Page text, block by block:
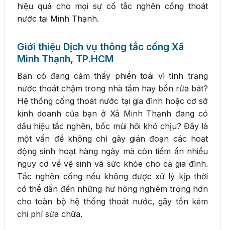
hiệu quả cho mọi sự cố tắc nghẽn cống thoát
nước tại Minh Thạnh.
Giới thiệu Dịch vụ thông tắc cống Xã
Minh Thạnh, TP.HCM
Bạn có đang cảm thấy phiền toái vì tình trạng
nước thoát chậm trong nhà tắm hay bồn rửa bát?
Hệ thống cống thoát nước tại gia đình hoặc cơ sở
kinh doanh của bạn ở Xã Minh Thạnh đang có
dấu hiệu tắc nghẽn, bốc mùi hôi khó chịu? Đây là
một vấn đề không chỉ gây gián đoạn các hoạt
động sinh hoạt hàng ngày mà còn tiềm ẩn nhiều
nguy cơ về vệ sinh và sức khỏe cho cả gia đình.
Tắc nghẽn cống nếu không được xử lý kịp thời
có thể dẫn đến những hư hỏng nghiêm trọng hơn
cho toàn bộ hệ thống thoát nước, gây tốn kém
chi phí sửa chữa.